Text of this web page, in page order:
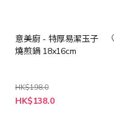
意美廚 - 特厚易潔玉子
燒煎鍋 18x16cm
HK$198.0
特
殊
HK$138.0